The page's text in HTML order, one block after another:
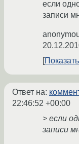
если
записи
Ответ на:
22:46:52 +00:00
> если
записи